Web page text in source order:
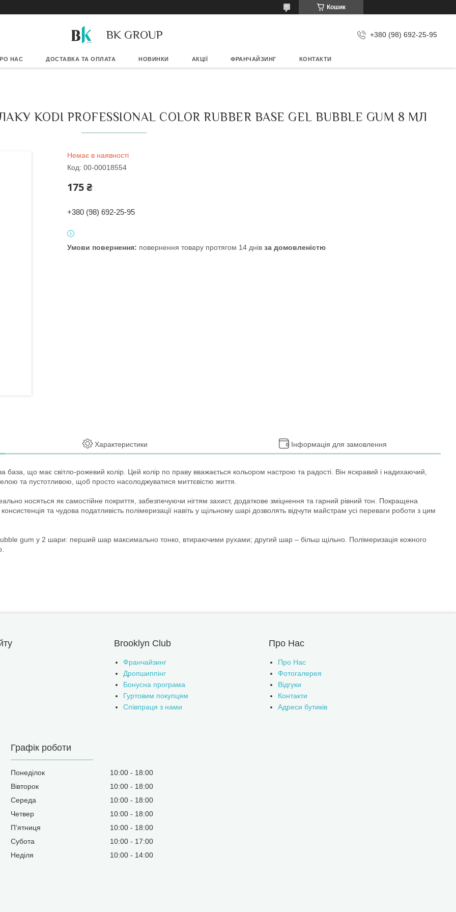
Кошик
BK GROUP +380 (98) 692-25-95
НАС ДОСТАВКА ТА ОПЛАТА НОВИНКИ АКЦІЇ ФРАНЧАЙЗИНГ КОНТАКТИ
PROFESSIONAL COLOR RUBBER BASE GEL BUBBLE GUM 8 МЛ
Немає в наявності
Код: 00-00018554
175 ₴
+380 (98) 692-25-95
повернення товару протягом 14 днів за домовленістю
Характеристики Інформація для замовлення
що має світло-рожевий колір. Цей колір по праву вважається кольором настрою та радості. Він яскравий і надихаючий,
та пустотливою, щоб просто насолоджуватися миттєвістю життя.
носяться як самостійне покриття, забезпечуючи нігтям захист, додаткове зміцнення та гарний рівний тон. Покращена
та чудова податливість полімеризації навіть у щільному шарі дозволять відчути майстрам усі переваги роботи з цим
gum у 2 шари: перший шар максимально тонко, втираючими рухами; другий шар – більш щільно. Полімеризація кожного
Brooklyn Club
Франчайзинг
Дропшиппінг
Бонусна програма
Гуртовим покупцям
Співпраця з нами
Про Нас
Про Нас
Фотогалерея
Відгуки
Контакти
Адреси бутиків
Графік роботи
Понеділок 10:00
18:00
Вівторок
10:00
18:00
Середа
10:00
18:00
Четвер
10:00
18:00
Пʼятниця
10:00
18:00
Субота
10:00
17:00
Неділя
10:00 14:00